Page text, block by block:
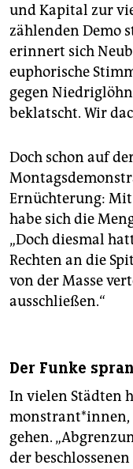
und Kapital zur
zählenden Demo
erinnert sich
euphorische
gegen
beklatscht. Wir
Doch schon auf
Ernüchterung:
habe sich die
„Doch diesmal
Rechten an die
von der Masse
ausschließen.“
Der Funke
In vielen Städten
mons­tran­t*in­nen,
gehen.
der